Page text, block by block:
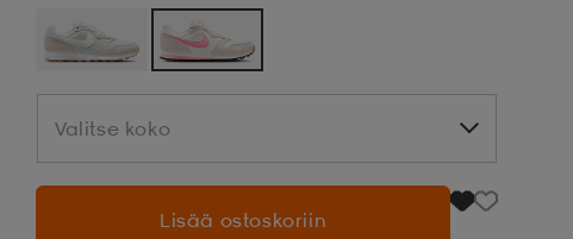
Valitse koko
Valitse koko
Lisää ostoskoriin